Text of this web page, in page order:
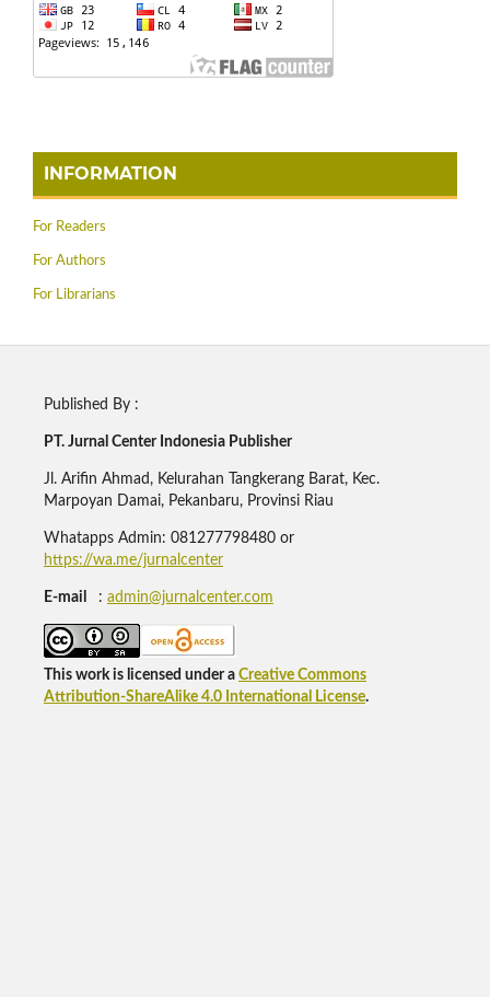
INFORMATION
For Readers
For Authors
For Librarians
Published By :
PT. Jurnal Center Indonesia Publisher
Jl. Arifin Ahmad, Kelurahan Tangkerang Barat, Kec.
Marpoyan Damai, Pekanbaru, Provinsi Riau
Whatapps Admin: 081277798480 or
https://wa.me/jurnalcenter
E-mail : admin@jurnalcenter.com
This work is licensed under a Creative Commons
Attribution-ShareAlike 4.0 International License.